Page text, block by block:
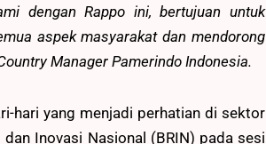
dengan Rappo ini, bertujuan untuk
aspek masyarakat dan mendorong
Manager Pamerindo Indonesia.
hari yang menjadi perhatian di sektor
Inovasi Nasional (BRIN) pada sesi